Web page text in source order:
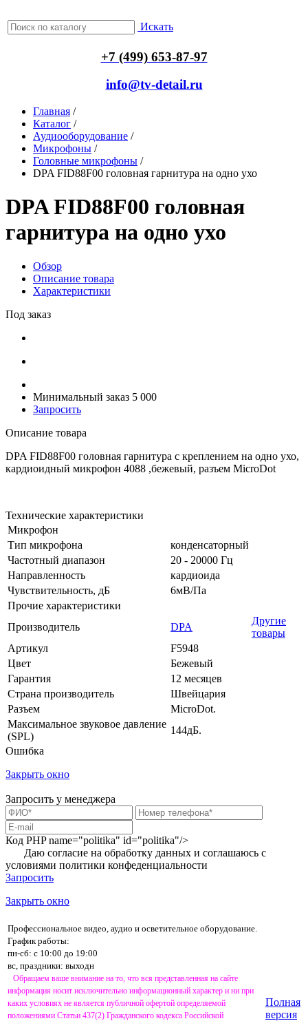
Искать
+7 (499) 653-87-97
info@tv-detail.ru
Главная /
Каталог /
Аудиооборудование /
Микрофоны /
Головные микрофоны /
DPA FID88F00 головная гарнитура на одно ухо
DPA FID88F00 головная
гарнитура на одно ухо
Обзор
Описание товара
Характеристики
Под заказ
Минимальный заказ 5 000
Запросить
Описание товара
DPA FID88F00 головная гарнитура с креплением на одно ухо,
кардиоидный микрофон 4088 ,бежевый, разъем MicroDot
Технические характеристики
Микрофон
Тип микрофона
конденсаторный
Частотный диапазон
20 - 20000 Гц
Направленность
кардиоида
Чувствительность, дБ
6мВ/Па
Прочие характеристики
Производитель
DPA
Другие
товары
Артикул
F5948
Цвет
Бежевый
Гарантия
12 месяцев
Страна производитель
Швейцария
Разъем
MicroDot.
Максимальное звуковое давление
(SPL)
144дБ.
Ошибка
Закрыть окно
Запросить у менеджера
Код PHPname="politika" id="politika"/>
Даю согласие на обработку данных и соглашаюсь с
условиями политики конфеденциальности
Запросить
Закрыть окно
Профессиональное видео, аудио и осветительное оборудование.
График работы:
пн-сб: с 10:00 до 19:00
вс, праздники: выходн
Обращаем ваше внимание на то, что вся представленная на сайте
информация носит исключительно информационный характер и ни при
каких условиях не является публичной офертой определяемой
положениями Статьи 437(2) Гражданского кодекса Российской
Полная
версия